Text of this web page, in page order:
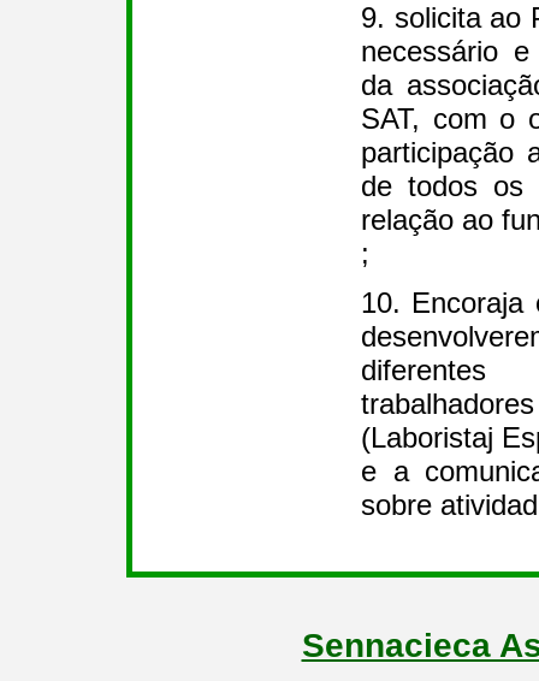
9. solicita ao
necessário
da
SAT, com o
participação
de todos os
relação ao
;
10. Encoraja
(Laboristaj
e a
sobre
Sennacieca